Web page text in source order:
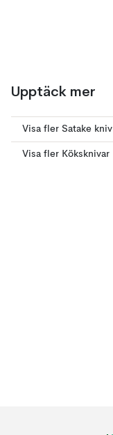
Upptäck mer
Visa fler Satake kniv
Visa fler Köksknivar